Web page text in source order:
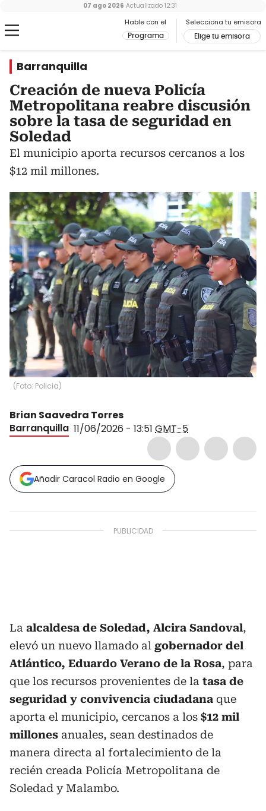
Hable con el
Programa
Selecciona tu emisora
Elige tu emisora
07 ago 2026 Actualizado 12:31
Barranquilla
Creación de nueva Policía
Metropolitana reabre discusión
sobre la tasa de seguridad en
Soledad
El municipio aporta recursos cercanos a los
$12 mil millones.
(Foto: Policia)
Brian Saavedra Torres
Barranquilla 11/06/2026 - 13:51 GMT-5
Añadir Caracol Radio en Google
La alcaldesa de Soledad, Alcira Sandoval,
elevó un nuevo llamado al gobernador del
Atlántico, Eduardo Verano de la Rosa, para
que los recursos provenientes de la tasa de
seguridad y convivencia ciudadana que
aporta el municipio, cercanos a los $12 mil
millones anuales, sean destinados de
manera directa al fortalecimiento de la
recién creada Policía Metropolitana de
Soledad y Malambo.